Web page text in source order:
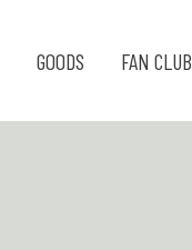
GOODS FAN CLUB